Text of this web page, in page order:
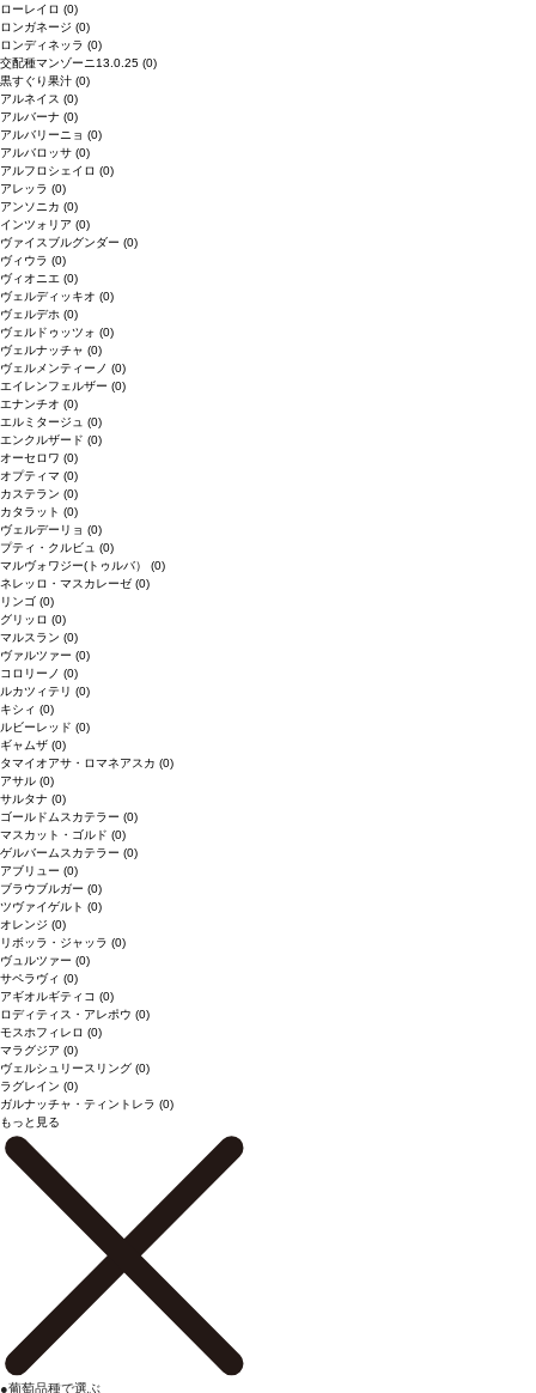
ローレイロ (0)
ロンガネージ (0)
ロンディネッラ (0)
交配種マンゾーニ13.0.25 (0)
黒すぐり果汁 (0)
アルネイス (0)
アルバーナ (0)
アルバリーニョ (0)
アルバロッサ (0)
アルフロシェイロ (0)
アレッラ (0)
アンソニカ (0)
インツォリア (0)
ヴァイスブルグンダー (0)
ヴィウラ (0)
ヴィオニエ (0)
ヴェルディッキオ (0)
ヴェルデホ (0)
ヴェルドゥッツォ (0)
ヴェルナッチャ (0)
ヴェルメンティーノ (0)
エイレンフェルザー (0)
エナンチオ (0)
エルミタージュ (0)
エンクルザード (0)
オーセロワ (0)
オプティマ (0)
カステラン (0)
カタラット (0)
ヴェルデーリョ (0)
プティ・クルビュ (0)
マルヴォワジー(トゥルバ） (0)
ネレッロ・マスカレーゼ (0)
リンゴ (0)
グリッロ (0)
マルスラン (0)
ヴァルツァー (0)
コロリーノ (0)
ルカツィテリ (0)
キシィ (0)
ルビーレッド (0)
ギャムザ (0)
タマイオアサ・ロマネアスカ (0)
アサル (0)
サルタナ (0)
ゴールドムスカテラー (0)
マスカット・ゴルド (0)
ゲルバームスカテラー (0)
アブリュー (0)
ブラウブルガー (0)
ツヴァイゲルト (0)
オレンジ (0)
リボッラ・ジャッラ (0)
ヴュルツァー (0)
サペラヴィ (0)
アギオルギティコ (0)
ロディティス・アレポウ (0)
モスホフィレロ (0)
マラグジア (0)
ヴェルシュリースリング (0)
ラグレイン (0)
ガルナッチャ・ティントレラ (0)
もっと見る
●葡萄品種で選ぶ